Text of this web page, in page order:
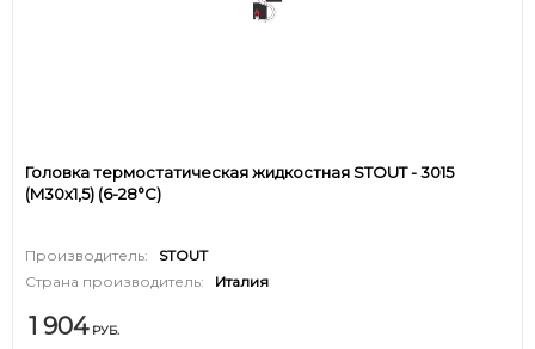
Головка термостатическая жидкостная STOUT - 3015
(M30x1,5) (6-28°C)
Производитель:
STOUT
Страна производитель:
Италия
1 904 РУБ.